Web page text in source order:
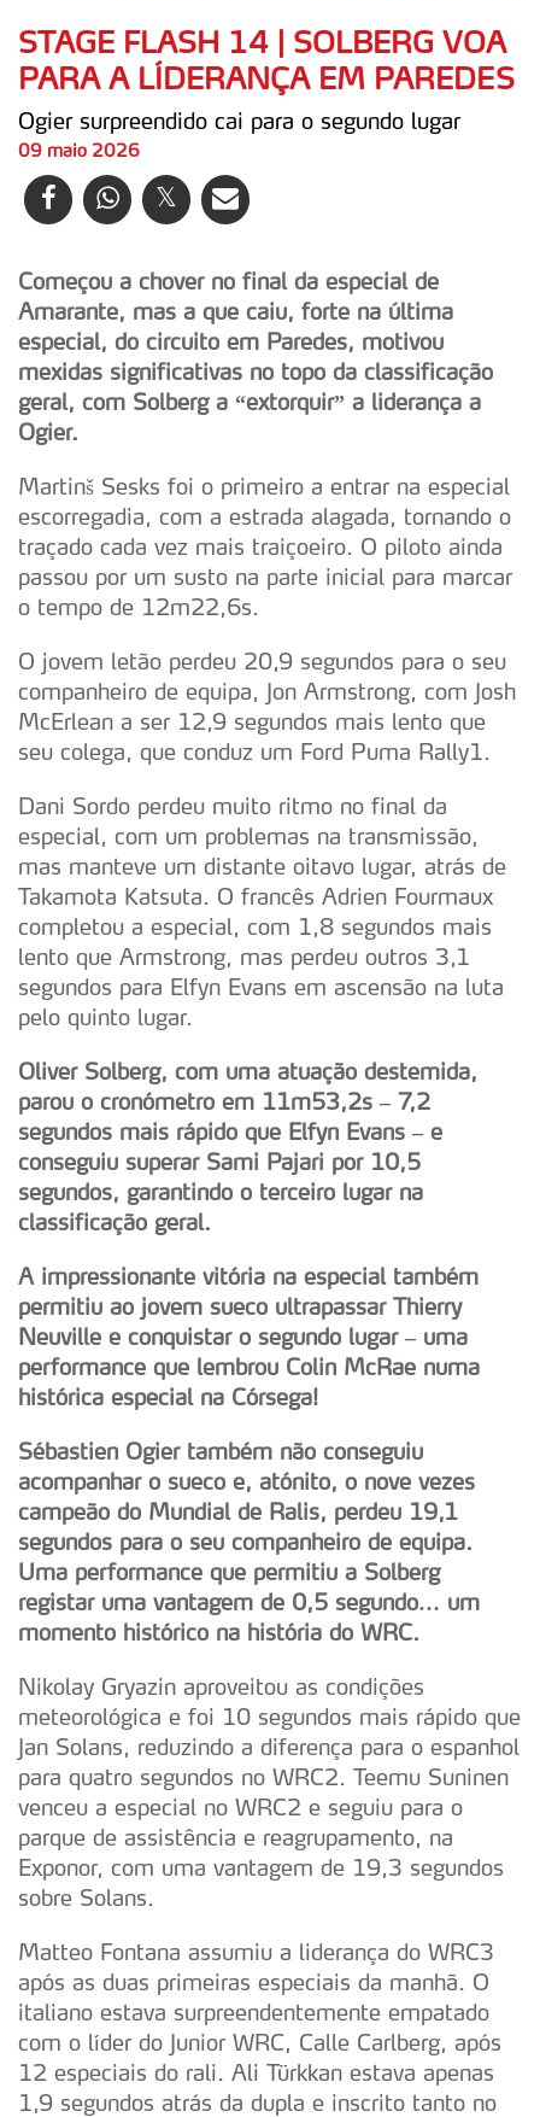
STAGE FLASH 14 | SOLBERG VOA
PARA A LÍDERANÇA EM PAREDES
Ogier surpreendido cai para o segundo lugar
09 maio 2026
Começou a chover no final da especial de
Amarante, mas a que caiu, forte na última
especial, do circuito em Paredes, motivou
mexidas significativas no topo da classificação
geral, com Solberg a “extorquir” a liderança a
Ogier.
Martinš Sesks foi o primeiro a entrar na especial
escorregadia, com a estrada alagada, tornando o
traçado cada vez mais traiçoeiro. O piloto ainda
passou por um susto na parte inicial para marcar
o tempo de 12m22,6s.
O jovem letão perdeu 20,9 segundos para o seu
companheiro de equipa, Jon Armstrong, com Josh
McErlean a ser 12,9 segundos mais lento que
seu colega, que conduz um Ford Puma Rally1.
Dani Sordo perdeu muito ritmo no final da
especial, com um problemas na transmissão,
mas manteve um distante oitavo lugar, atrás de
Takamota Katsuta. O francês Adrien Fourmaux
completou a especial, com 1,8 segundos mais
lento que Armstrong, mas perdeu outros 3,1
segundos para Elfyn Evans em ascensão na luta
pelo quinto lugar.
Oliver Solberg, com uma atuação destemida,
parou o cronómetro em 11m53,2s – 7,2
segundos mais rápido que Elfyn Evans – e
conseguiu superar Sami Pajari por 10,5
segundos, garantindo o terceiro lugar na
classificação geral.
A impressionante vitória na especial também
permitiu ao jovem sueco ultrapassar Thierry
Neuville e conquistar o segundo lugar – uma
performance que lembrou Colin McRae numa
histórica especial na Córsega!
Sébastien Ogier também não conseguiu
acompanhar o sueco e, atónito, o nove vezes
campeão do Mundial de Ralis, perdeu 19,1
segundos para o seu companheiro de equipa.
Uma performance que permitiu a Solberg
registar uma vantagem de 0,5 segundo… um
momento histórico na história do WRC.
Nikolay Gryazin aproveitou as condições
meteorológica e foi 10 segundos mais rápido que
Jan Solans, reduzindo a diferença para o espanhol
para quatro segundos no WRC2. Teemu Suninen
venceu a especial no WRC2 e seguiu para o
parque de assistência e reagrupamento, na
Exponor, com uma vantagem de 19,3 segundos
sobre Solans.
Matteo Fontana assumiu a liderança do WRC3
após as duas primeiras especiais da manhã. O
italiano estava surpreendentemente empatado
com o líder do Junior WRC, Calle Carlberg, após
12 especiais do rali. Ali Türkkan estava apenas
1,9 segundos atrás da dupla e inscrito tanto no